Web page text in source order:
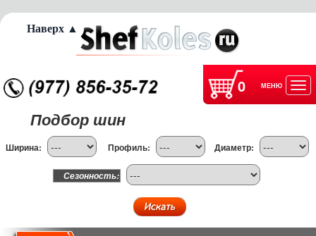
0 МЕНЮ
Подбор шин
Ширина: Профиль: Диаметр:
Сезонность:
Наверх ▲